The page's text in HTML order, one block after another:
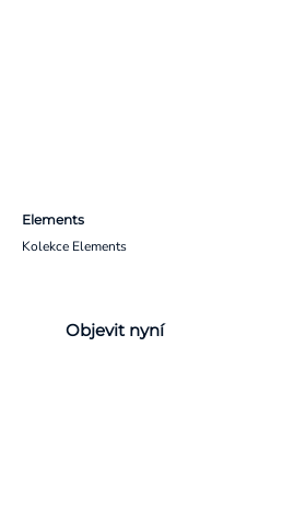
Elements
Kolekce Elements
Objevit nyní